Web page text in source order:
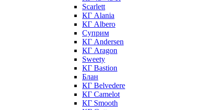
Scarlett
КГ Alania
КГ Albero
Суприм
КГ Andersen
КГ Aragon
Sweety
КГ Bastion
Блан
КГ Belvedere
КГ Camelot
КГ Smooth